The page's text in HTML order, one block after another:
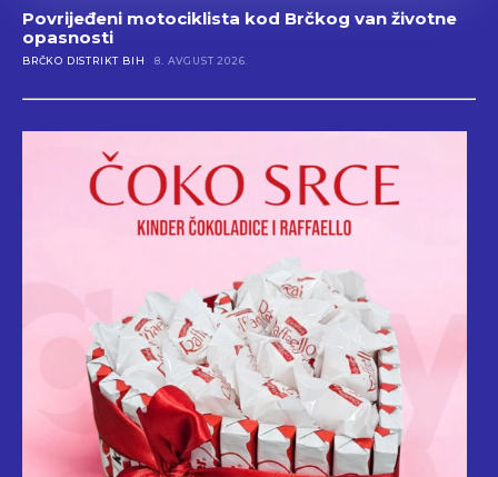
Povrijeđeni motociklista kod Brčkog van životne
opasnosti
BRČKO DISTRIKT BIH 8. AVGUST 2026.